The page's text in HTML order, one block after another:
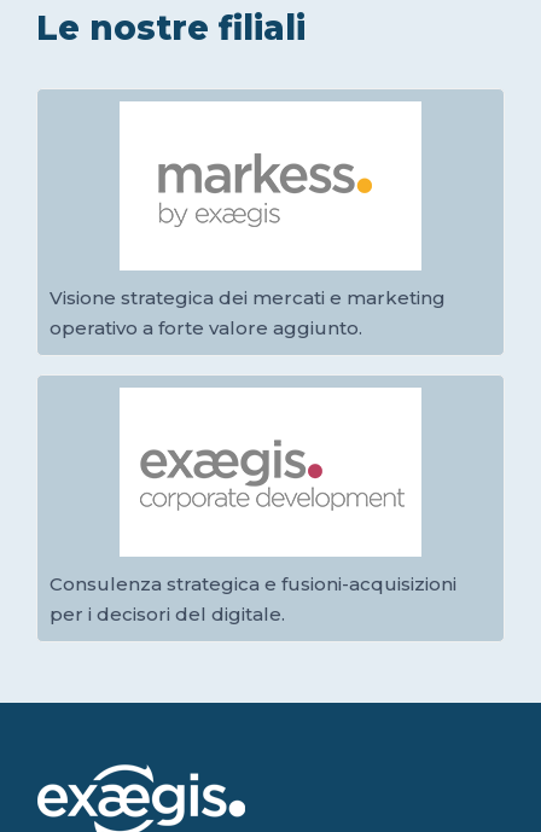
Le nostre filiali
Visione strategica dei mercati e marketing
operativo a forte valore aggiunto.
Consulenza strategica e fusioni-acquisizioni
per i decisori del digitale.